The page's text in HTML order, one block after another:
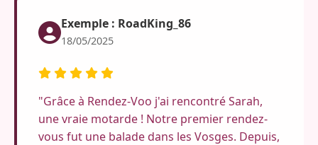
Exemple : RoadKing_86
18/05/2025
"Grâce à Rendez-Voo j'ai rencontré Sarah,
une vraie motarde ! Notre premier rendez-
vous fut une balade dans les Vosges. Depuis,